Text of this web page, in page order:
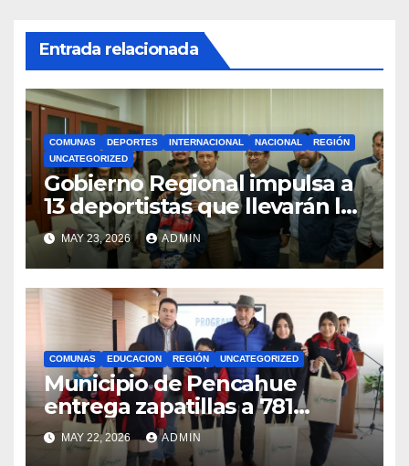
Entrada relacionada
COMUNAS DEPORTES INTERNACIONAL NACIONAL
REGIÓN
UNCATEGORIZED
Gobierno Regional impulsa a
13 deportistas que llevarán la
bandera maulina a
competencias
internacionales
MAY 23, 2026 ADMIN
COMUNAS EDUCACION REGIÓN UNCATEGORIZED
Municipio de Pencahue
entrega zapatillas a 781
estudiantes con recursos del
Royalty Minero
MAY 22, 2026 ADMIN